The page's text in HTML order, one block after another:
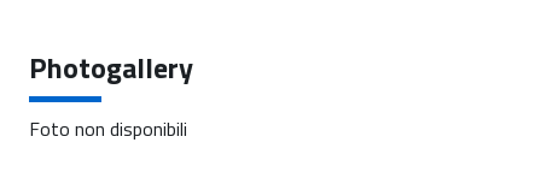
Photogallery
Foto non disponibili